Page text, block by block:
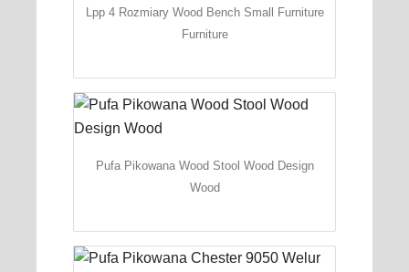
Lpp 4 Rozmiary Wood Bench Small Furniture
Furniture
Pufa Pikowana Wood Stool Wood Design
Wood